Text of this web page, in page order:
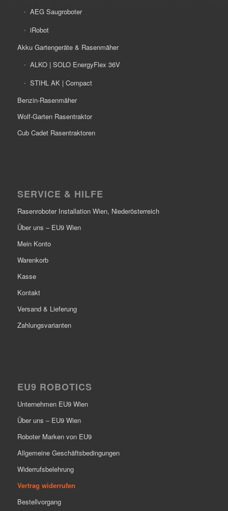
AEG Saugroboter
iRobot
Akku Gartengeräte & Rasenmäher
ALKO | SOLO EnergyFlex 36V
STIHL AK | Compact
Benzin-Rasenmäher
Wolf-Garten Rasentraktor
Cub Cadet Rasentraktoren
SERVICE & HILFE
Rasenroboter Installation Wien, Niederösterreich
Über uns – EU9 Wien
Mein Konto
Warenkorb
Kasse
Kontakt
Versand & Lieferung
Zahlungsvarianten
EU9 ROBOTICS
Unternehmen EU9 Wien
Über uns – EU9 Wien
Roboter Marken von EU9
Allgemeine Geschäftsbedingungen
Widerrufsbelehrung
Vertrag widerrufen
Bestellvorgang